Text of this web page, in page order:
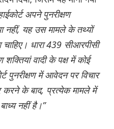
अपने पुनरीक्षण
नहीं, यह उस मामले के तथ्यों
चाहिए। धारा 439 सीआरपीसी
शक्तियां वादी के पक्ष में कोई
पुनरीक्षण में आवेदन पर विचार
के बाद, प्रत्येक मामले में
नहीं है।”